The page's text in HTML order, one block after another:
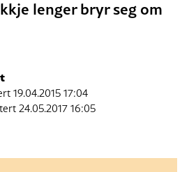
lenger bryr seg om
19.04.2015 17:04
24.05.2017 16:05